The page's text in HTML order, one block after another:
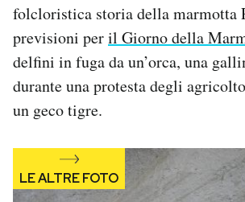
AREA PERSONALE
Area Personale
Newsletter
Regala il Post
Hai bisogno di aiuto?
Esci
folcloristica storia della marmotta
previsioni peril Giorno della
delfini in fuga da un’orca, una
durante una protesta degli
un geco tigre.